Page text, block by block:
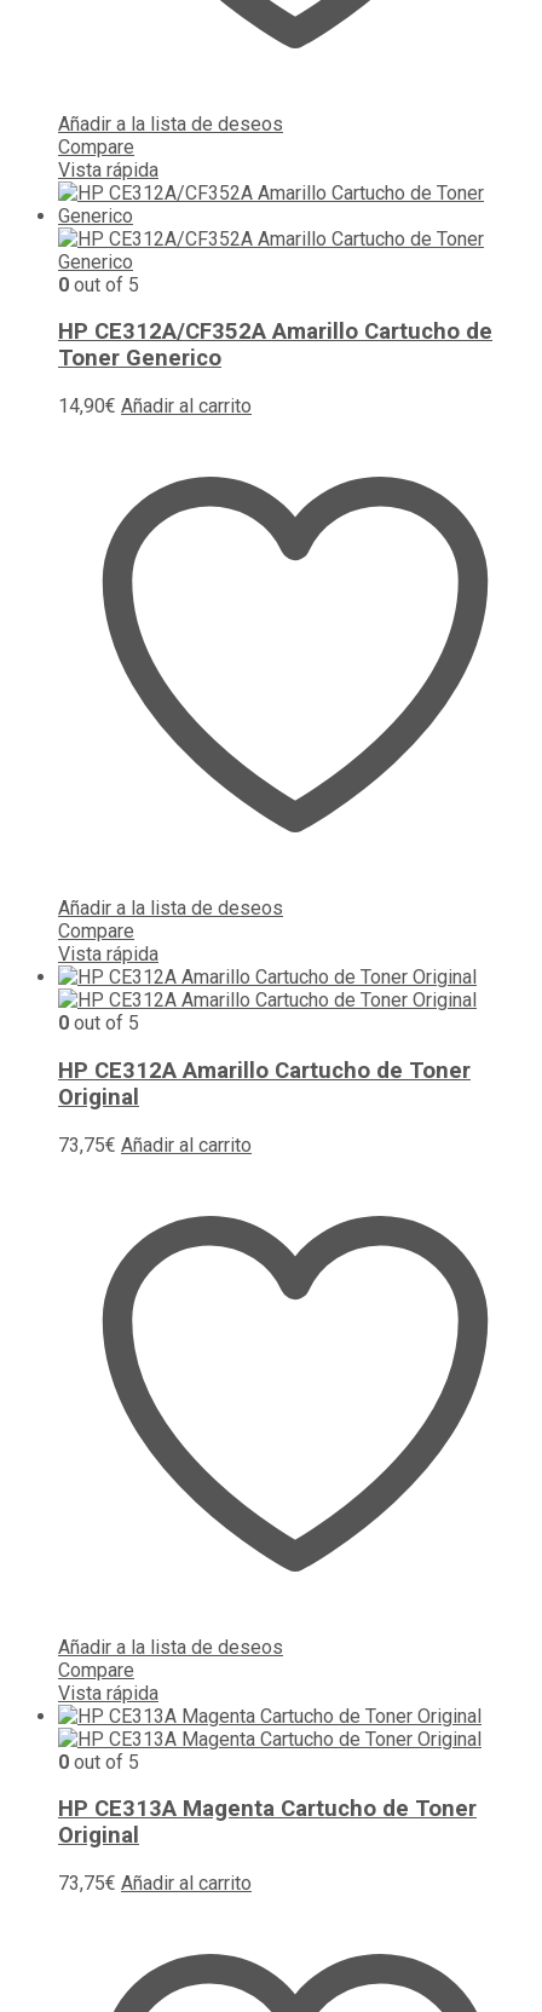
Añadir a la lista de deseos
Compare
Vista rápida
0 out of 5
HP CE312A/CF352A Amarillo Cartucho de
Toner Generico
14,90€ Añadir al carrito
Añadir a la lista de deseos
Compare
Vista rápida
0 out of 5
HP CE312A Amarillo Cartucho de Toner
Original
73,75€ Añadir al carrito
Añadir a la lista de deseos
Compare
Vista rápida
0 out of 5
HP CE313A Magenta Cartucho de Toner
Original
73,75€ Añadir al carrito